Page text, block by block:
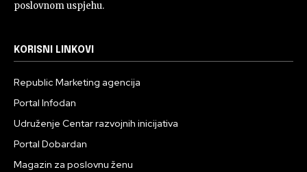
poslovnom uspjehu.
KORISNI LINKOVI
Republic Marketing agencija
Portal Infodan
Udruženje Centar razvojnih inicijativa
Portal Dobardan
Magazin za poslovnu ženu